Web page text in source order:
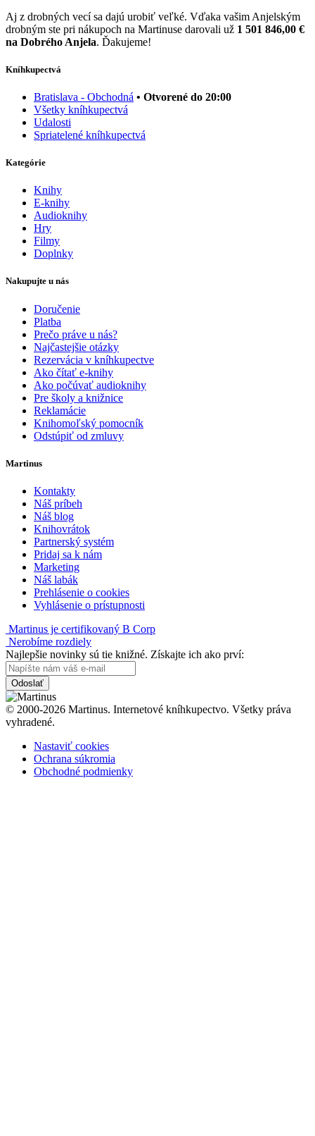
Aj z drobných vecí sa dajú urobiť veľké. Vďaka vašim Anjelským
drobným ste pri nákupoch na Martinuse darovali už 1 501 846,00 €
na Dobrého Anjela. Ďakujeme!
Kníhkupectvá
Bratislava - Obchodná • Otvorené do 20:00
Všetky kníhkupectvá
Udalosti
Spriatelené kníhkupectvá
Kategórie
Knihy
E-knihy
Audioknihy
Hry
Filmy
Doplnky
Nakupujte u nás
Doručenie
Platba
Prečo práve u nás?
Najčastejšie otázky
Rezervácia v kníhkupectve
Ako čítať e-knihy
Ako počúvať audioknihy
Pre školy a knižnice
Reklamácie
Knihomoľský pomocník
Odstúpiť od zmluvy
Martinus
Kontakty
Náš príbeh
Náš blog
Knihovrátok
Partnerský systém
Pridaj sa k nám
Marketing
Náš labák
Prehlásenie o cookies
Vyhlásenie o prístupnosti
Martinus je certifikovaný B Corp
Nerobíme rozdiely
Najlepšie novinky sú tie knižné. Získajte ich ako prví:
Odoslať
© 2000-2026 Martinus. Internetové kníhkupectvo. Všetky práva
vyhradené.
Nastaviť cookies
Ochrana súkromia
Obchodné podmienky